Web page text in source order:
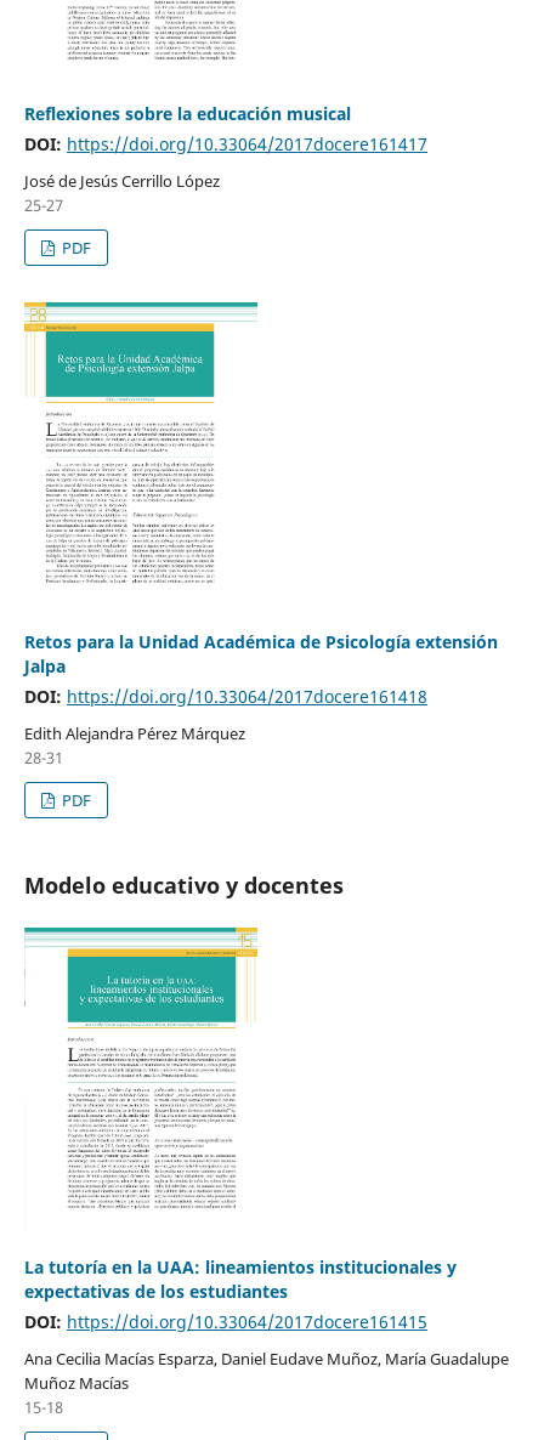
Reflexiones sobre la educación musical
DOI: https://doi.org/10.33064/2017docere161417
José de Jesús Cerrillo López
25-27
PDF
Retos para la Unidad Académica de Psicología extensión
Jalpa
DOI: https://doi.org/10.33064/2017docere161418
Edith Alejandra Pérez Márquez
28-31
PDF
Modelo educativo y docentes
La tutoría en la UAA: lineamientos institucionales y
expectativas de los estudiantes
DOI: https://doi.org/10.33064/2017docere161415
Ana Cecilia Macías Esparza, Daniel Eudave Muñoz, María Guadalupe
Muñoz Macías
15-18